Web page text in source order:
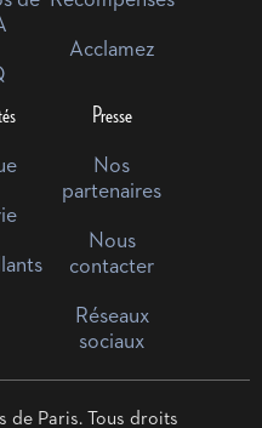
Acclamez
Presse
Nos
partenaires
Nous
contacter
Réseaux
sociaux
de Paris. Tous droits